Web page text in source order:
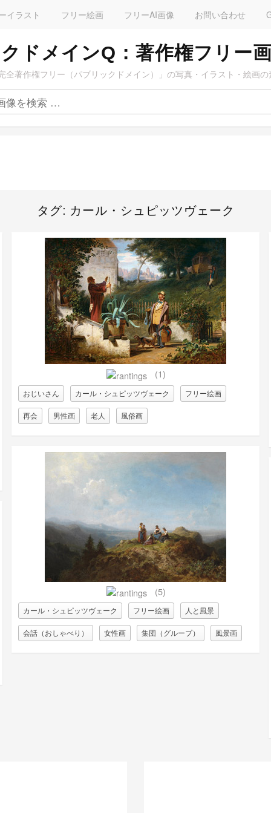
イラスト フリー絵画 フリーAI画像 お問い合わせ
ドメインQ：著作権フリー
全著作権フリー（パブリックドメイン）」の写真・イラスト・絵画
タグ: カール・シュピッツヴェーク
(1)
おじいさん カール・シュピッツヴェーク フリー絵画
再会 男性画 老人 風俗画
(5)
カール・シュピッツヴェーク フリー絵画 人と風景
会話（おしゃべり） 女性画 集団（グループ） 風景画